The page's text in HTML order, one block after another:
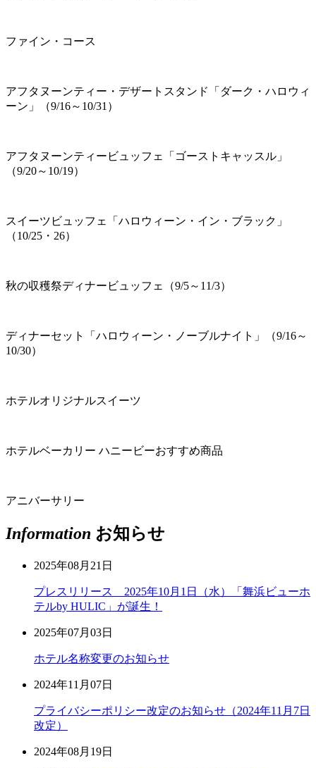
ファイン・コース
アフタヌーンティー・デザートスタンド「ダーク・ハロウィ
ーン」（9/16～10/31）
アフタヌーンティービュッフェ「ゴーストキャッスル」
（9/20～10/19）
スイーツビュッフェ「ハロウィーン・イン・ブラック」
（10/25・26）
秋の収穫祭ディナービュッフェ（9/5～11/3）
ディナーセット「ハロウィーン・ノーブルナイト」（9/16～
10/30）
ホテルオリジナルスイーツ
ホテルベーカリー ハニービーおすすめ商品
アニバーサリー
Information お知らせ
2025年08月21日
プレスリリース 2025年10月1日（水）「舞浜ビューホ
テルby HULIC」が誕生！
2025年07月03日
ホテル名称変更のお知らせ
2024年11月07日
プライバシーポリシー改定のお知らせ（2024年11月7日
改定）
2024年08月19日